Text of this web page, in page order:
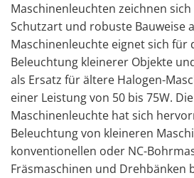
Maschinenleuchten zeichnen
Schutzart und robuste Bauweise
Maschinenleuchte eignet sich für
Beleuchtung kleinerer Objekte
als Ersatz für ältere Halogen-
einer Leistung von 50 bis 75W.
Maschinenleuchte hat sich
Beleuchtung von kleineren
konventionellen oder NC-
Fräsmaschinen und Drehbänken